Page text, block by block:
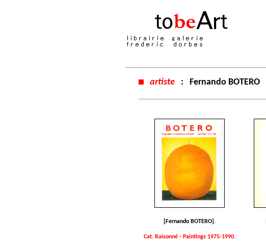
artiste : Fernando BOTERO
[Fernando BOTERO].
Cat. Raisonné - Paintings 1975-1990.